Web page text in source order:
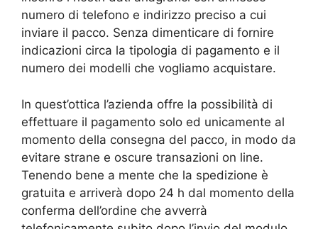
numero di telefono e indirizzo preciso a cui
inviare il pacco. Senza dimenticare di fornire
indicazioni circa la tipologia di pagamento e il
numero dei modelli che vogliamo acquistare.
In quest’ottica l’azienda offre la possibilità di
effettuare il pagamento solo ed unicamente al
momento della consegna del pacco, in modo da
evitare strane e oscure transazioni on line.
Tenendo bene a mente che la spedizione è
gratuita e arriverà dopo 24 h dal momento della
conferma dell’ordine che avverrà